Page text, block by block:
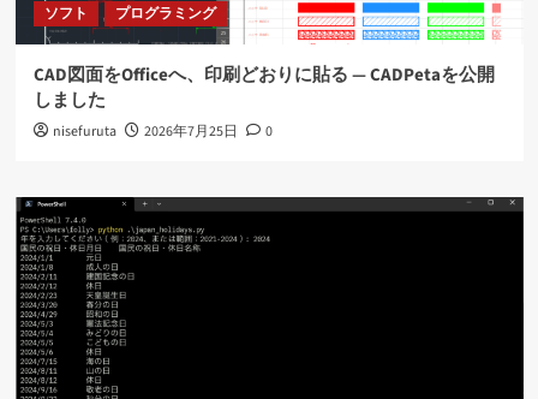
ソフト プログラミング
CAD図面をOfficeへ、印刷どおりに貼る ― CADPetaを公開
しました
nisefuruta 2026年7月25日 0